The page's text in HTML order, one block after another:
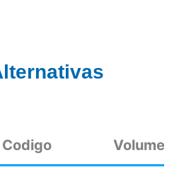
Codigo Volumen